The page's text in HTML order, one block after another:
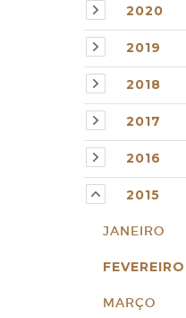
2020
2019
2018
2017
2016
2015
JANEIRO
FEVEREIRO
MARÇO